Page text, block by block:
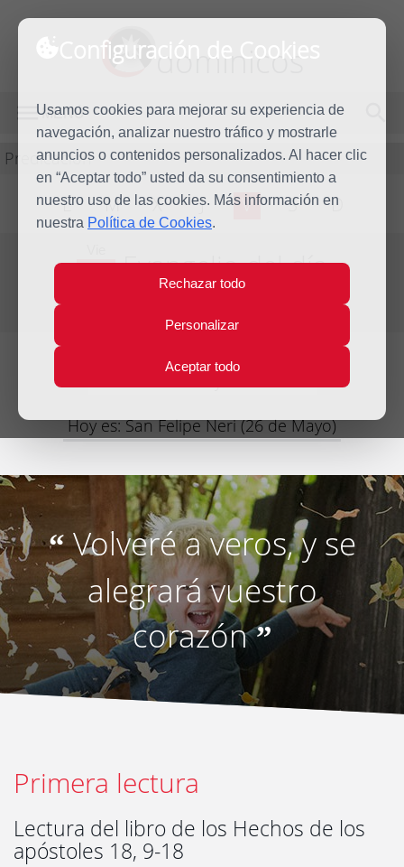
Configuración de Cookies
Usamos cookies para mejorar su experiencia de
navegación, analizar nuestro tráfico y mostrarle
anuncios o contenidos personalizados. Al hacer clic
en “Aceptar todo” usted da su consentimiento a
nuestro uso de las cookies. Más información en
nuestra Política de Cookies.
Rechazar todo
Personalizar
Aceptar todo
dominicos
MENÚ
Predicación
L M X J V S D
26 Evangelio del día
Lecturas del día y comentario
Hoy es: San Felipe Neri (26 de Mayo)
“Volveré a veros, y se
alegrará vuestro
corazón”
Primera lectura
Lectura del libro de los Hechos de los
apóstoles 18, 9-18